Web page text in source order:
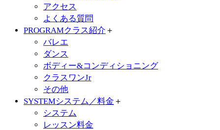
アクセス
よくある質問
PROGRAMクラス紹介 ＋
バレエ
ダンス
ボディー&コンディショニング
クラスワンJr
その他
SYSTEMシステム／料金 ＋
システム
レッスン料金